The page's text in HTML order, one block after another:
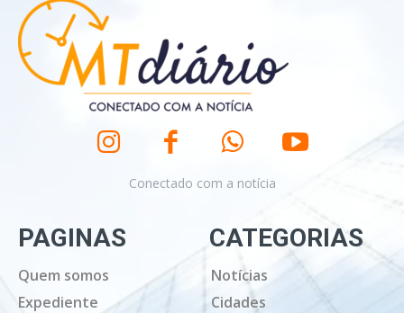
Conectado com a notícia
PAGINAS
Quem somos
Expediente
CATEGORIAS
Notícias
Cidades